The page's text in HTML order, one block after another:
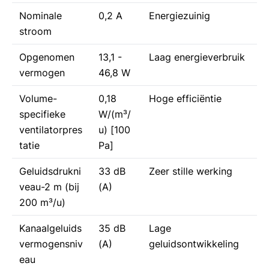
Nominale
stroom
0,2 A Energiezuinig
Opgenomen
vermogen
13,1 -
46,8 W
Laag energieverbruik
Volume-
specifieke
ventilatorpres
tatie
0,18
W/(m³/
u) [100
Pa]
Hoge efficiëntie
Geluidsdrukni
veau-2 m (bij
200 m³/u)
33 dB
(A)
Zeer stille werking
Kanaalgeluids
vermogensniv
eau
35 dB
(A)
Lage
geluidsontwikkeling